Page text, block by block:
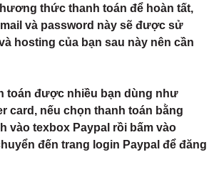
thức thanh toán để hoàn tất,
và password này sẽ được sử
hosting của bạn sau này nên cần
toán được nhiều bạn dùng như
card, nếu chọn thanh toán bằng
vào texbox Paypal rồi bấm vào
đến trang login Paypal để đăng